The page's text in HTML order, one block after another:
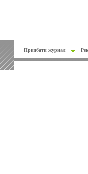
Придбати журнал